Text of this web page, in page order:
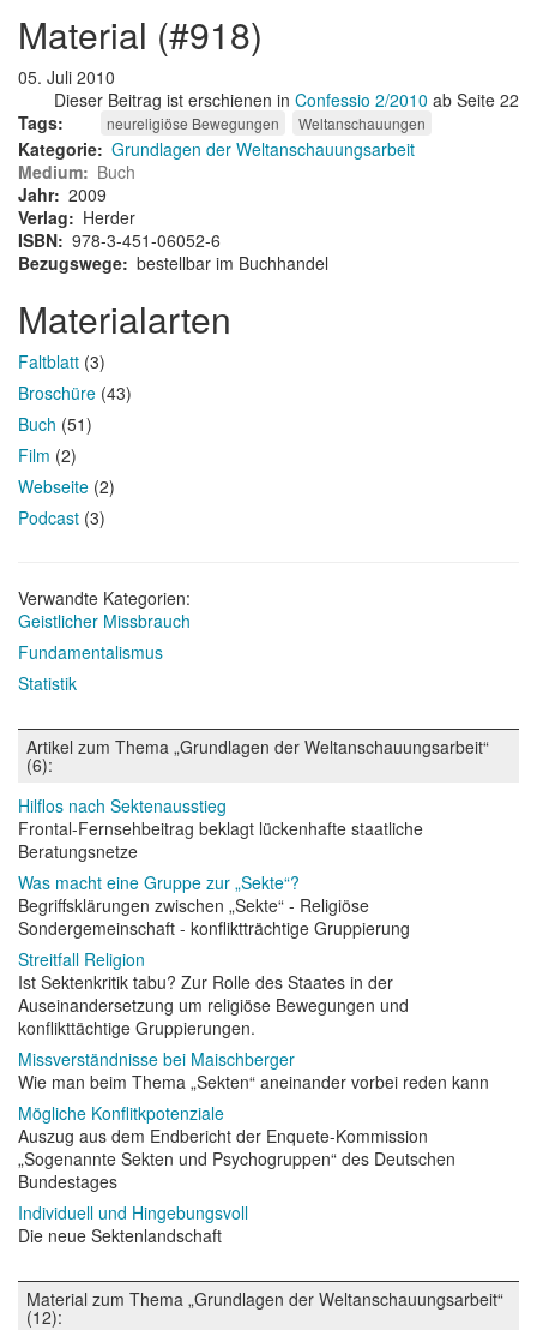
material (#918)
05. Juli 2010
Dieser Beitrag ist erschienen in Confessio 2/2010 ab Seite 22
Tags
neureligiöse Bewegungen Weltanschauungen
Kategorie Grundlagen der Weltanschauungsarbeit
Medium
Buch
Jahr 2009
Verlag
Herder
ISBN 978-3-451-06052-6
Bezugswege bestellbar im Buchhandel
Materialarten
Faltblatt (3)
Broschüre (43)
Buch (51)
Film (2)
Webseite (2)
Podcast (3)
Verwandte Kategorien:
Geistlicher Missbrauch
Fundamentalismus
Statistik
Artikel zum Thema „Grundlagen der Weltanschauungsarbeit“
(6):
Hilflos nach Sektenausstieg
Frontal-Fernsehbeitrag beklagt lückenhafte staatliche
Beratungsnetze
Was macht eine Gruppe zur „Sekte“?
Begriffsklärungen zwischen „Sekte“ - Religiöse
Sondergemeinschaft - konfliktträchtige Gruppierung
Streitfall Religion
Ist Sektenkritik tabu? Zur Rolle des Staates in der
Auseinandersetzung um religiöse Bewegungen und
konflikttächtige Gruppierungen.
Missverständnisse bei Maischberger
Wie man beim Thema „Sekten“ aneinander vorbei reden kann
Mögliche Konflitkpotenziale
Auszug aus dem Endbericht der Enquete-Kommission
„Sogenannte Sekten und Psychogruppen“ des Deutschen
Bundestages
Individuell und Hingebungsvoll
Die neue Sektenlandschaft
Material zum Thema „Grundlagen der Weltanschauungsarbeit“
(12):